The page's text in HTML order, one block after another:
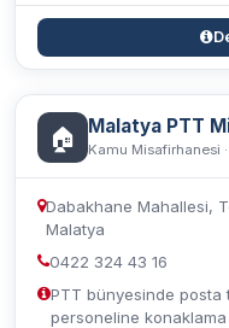
🏠 Malatya PTT
Kamu Misafirhanesi
Dabakhane Mahallesi,
Malatya
0422 324 43 16
PTT bünyesinde posta
personeline konaklama